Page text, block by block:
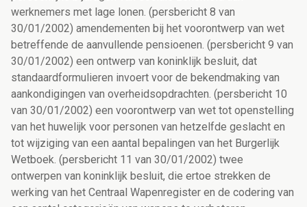
werknemers met lage lonen. (persbericht 8 van
30/01/2002) amendementen bij het voorontwerp van wet
betreffende de aanvullende pensioenen. (persbericht 9 van
30/01/2002) een ontwerp van koninklijk besluit, dat
standaardformulieren invoert voor de bekendmaking van
aankondigingen van overheidsopdrachten. (persbericht 10
van 30/01/2002) een voorontwerp van wet tot openstelling
van het huwelijk voor personen van hetzelfde geslacht en
tot wijziging van een aantal bepalingen van het Burgerlijk
Wetboek. (persbericht 11 van 30/01/2002) twee
ontwerpen van koninklijk besluit, die ertoe strekken de
werking van het Centraal Wapenregister en de codering van